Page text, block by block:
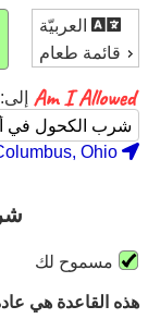
العربيّة
قائمة طعام
إلى:
Ohio
مسموح لك
هذه القاعدة هي